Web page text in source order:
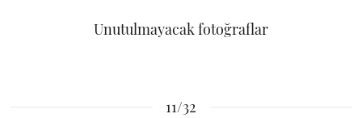
Unutulmayacak fotoğraflar
11/32